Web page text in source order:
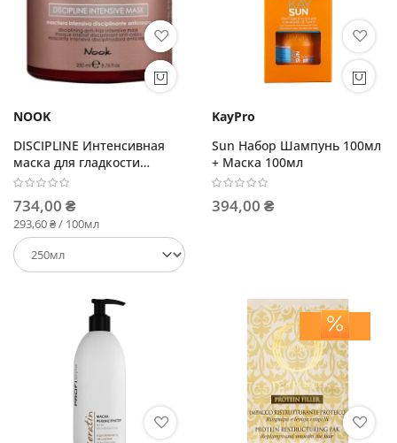
NOOK
DISCIPLINE Интенсивная
маска для гладкости
жестких и плотных волос
734,00 ₴
293,60 ₴ / 100мл
KayPro
Sun Набор Шампунь 100мл
+ Маска 100мл
394,00 ₴